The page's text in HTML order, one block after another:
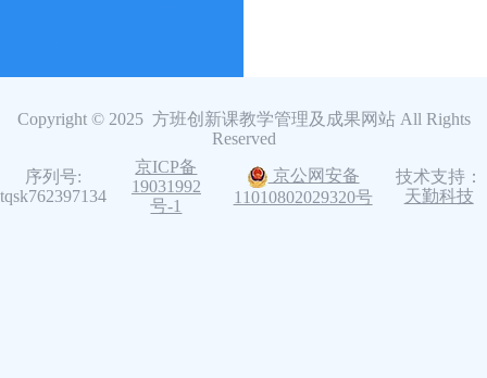
Copyright © 2025 方班创新课教学管理及成果网站 All Rights
Reserved
序列号:
tqsk762397134
京ICP备
19031992
号-1
京公网安备
11010802029320号
技术支持：
天勤科技